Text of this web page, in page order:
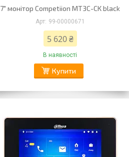
7" монітор Competiion MT3C-CK black
99-00000671
5 620 ₴
В наявності
Купити